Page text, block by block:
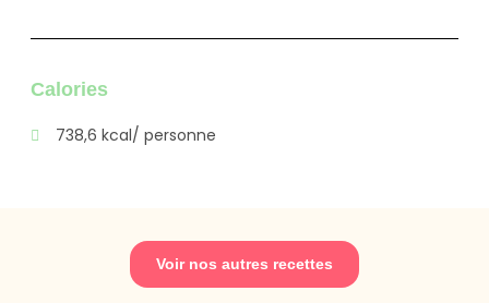
Calories
738,6 kcal/ personne
Voir nos autres recettes